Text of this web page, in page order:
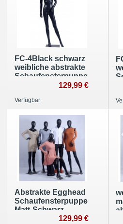
FC-4Black schwarz
weibliche abstrakte
Schaufensterpuppe
mit Metallplatte129,99 €
Verfügbar
Abstrakte Egghead
Schaufensterpuppe
Matt-Schwarz
(weiblich) – inkl.129,99 €